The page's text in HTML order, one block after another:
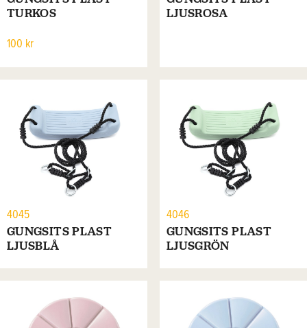
TURKOS
100 kr
LJUSROSA
4045
GUNGSITS PLAST
LJUSBLÅ
4046
GUNGSITS PLAST
LJUSGRÖN